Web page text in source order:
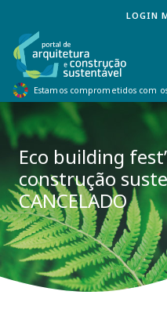
LOGIN
Estamos comprometidos com
Eco building
construção
CANCELADO